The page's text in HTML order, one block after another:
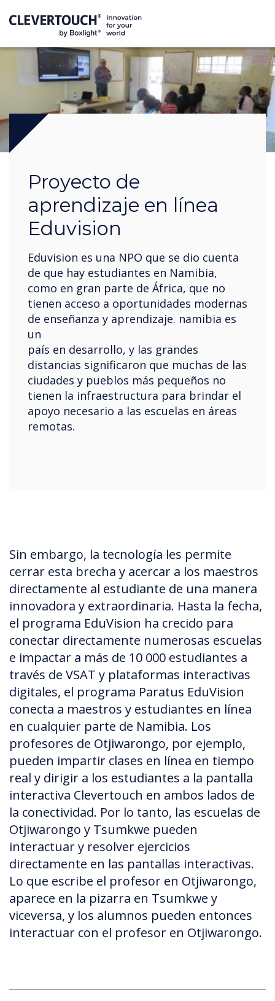
Proyecto de
aprendizaje en línea
Eduvision
Eduvision es una NPO que se dio cuenta
de que hay estudiantes en Namibia,
como en gran parte de África, que no
tienen acceso a oportunidades modernas
de enseñanza y aprendizaje. namibia es
un
país en desarrollo, y las grandes
distancias significaron que muchas de las
ciudades y pueblos más pequeños no
tienen la infraestructura para brindar el
apoyo necesario a las escuelas en áreas
remotas.
Sin embargo, la tecnología les permite
cerrar esta brecha y acercar a los maestros
directamente al estudiante de una manera
innovadora y extraordinaria. Hasta la fecha,
el programa EduVision ha crecido para
conectar directamente numerosas escuelas
e impactar a más de 10 000 estudiantes a
través de VSAT y plataformas interactivas
digitales, el programa Paratus EduVision
conecta a maestros y estudiantes en línea
en cualquier parte de Namibia. Los
profesores de Otjiwarongo, por ejemplo,
pueden impartir clases en línea en tiempo
real y dirigir a los estudiantes a la pantalla
interactiva Clevertouch en ambos lados de
la conectividad. Por lo tanto, las escuelas de
Otjiwarongo y Tsumkwe pueden
interactuar y resolver ejercicios
directamente en las pantallas interactivas.
Lo que escribe el profesor en Otjiwarongo,
aparece en la pizarra en Tsumkwe y
viceversa, y los alumnos pueden entonces
interactuar con el profesor en Otjiwarongo.